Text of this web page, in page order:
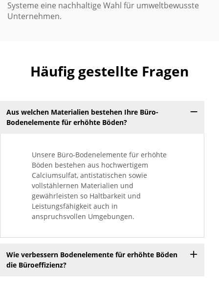
Systeme eine nachhaltige Wahl für umweltbewusste
Unternehmen.
Häufig gestellte Fragen
Aus welchen Materialien bestehen Ihre Büro-
Bodenelemente für erhöhte Böden?
Unsere Büro-Bodenelemente für erhöhte
Böden bestehen aus hochwertigem
Calciumsulfat, antistatischen sowie
vollstählernen Materialien und
gewährleisten so Haltbarkeit und
Leistungsfähigkeit auch in
anspruchsvollen Umgebungen.
Wie verbessern Bodenelemente für erhöhte Böden
die Büroeffizienz?